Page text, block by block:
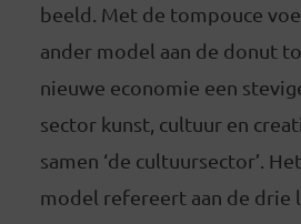
beeld. Met de tompouce
ander model aan de donut
nieuwe economie een
sector kunst, cultuur en
samen ‘de cultuursector’.
model refereert aan de drie